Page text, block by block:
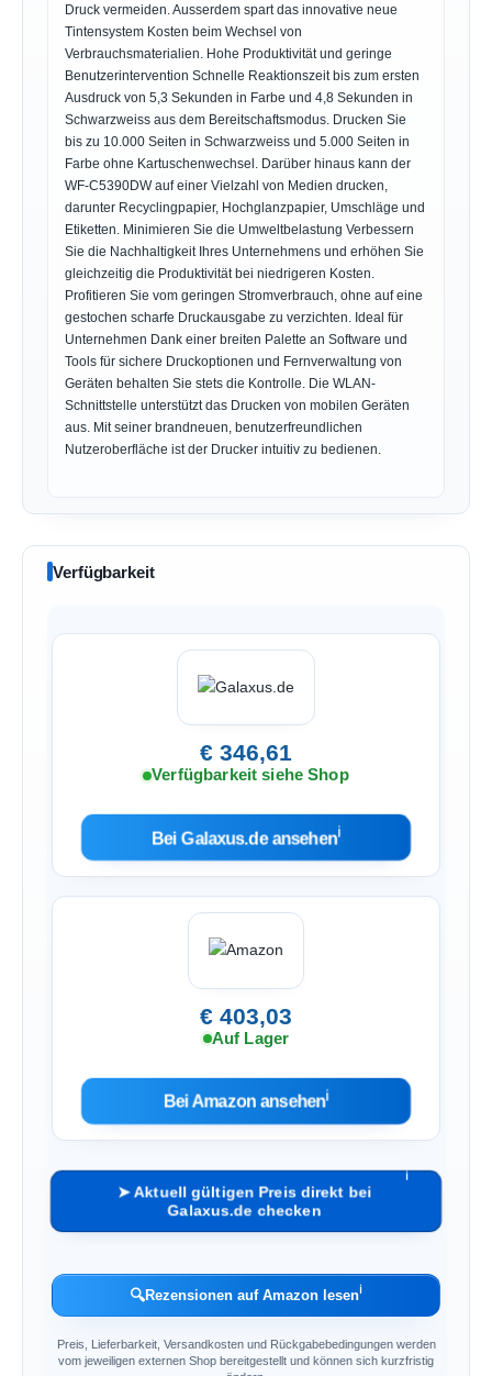
Druck vermeiden. Ausserdem spart das innovative neue
Tintensystem Kosten beim Wechsel von
Verbrauchsmaterialien. Hohe Produktivität und geringe
Benutzerintervention Schnelle Reaktionszeit bis zum ersten
Ausdruck von 5,3 Sekunden in Farbe und 4,8 Sekunden in
Schwarzweiss aus dem Bereitschaftsmodus. Drucken Sie
bis zu 10.000 Seiten in Schwarzweiss und 5.000 Seiten in
Farbe ohne Kartuschenwechsel. Darüber hinaus kann der
WF-C5390DW auf einer Vielzahl von Medien drucken,
darunter Recyclingpapier, Hochglanzpapier, Umschläge und
Etiketten. Minimieren Sie die Umweltbelastung Verbessern
Sie die Nachhaltigkeit Ihres Unternehmens und erhöhen Sie
gleichzeitig die Produktivität bei niedrigeren Kosten.
Profitieren Sie vom geringen Stromverbrauch, ohne auf eine
gestochen scharfe Druckausgabe zu verzichten. Ideal für
Unternehmen Dank einer breiten Palette an Software und
Tools für sichere Druckoptionen und Fernverwaltung von
Geräten behalten Sie stets die Kontrolle. Die WLAN-
Schnittstelle unterstützt das Drucken von mobilen Geräten
aus. Mit seiner brandneuen, benutzerfreundlichen
Nutzeroberfläche ist der Drucker intuitiv zu bedienen.
Verfügbarkeit
€ 346,61
Verfügbarkeit siehe Shop
Bei Galaxus.de ansehenℹ︎
€ 403,03
Auf Lager
Bei Amazon ansehenℹ︎
➤ Aktuell gültigen Preis direkt bei
Galaxus.de checken
ℹ︎
🔍Rezensionen auf Amazon lesenℹ︎
Preis, Lieferbarkeit, Versandkosten und Rückgabebedingungen werden
vom jeweiligen externen Shop bereitgestellt und können sich kurzfristig